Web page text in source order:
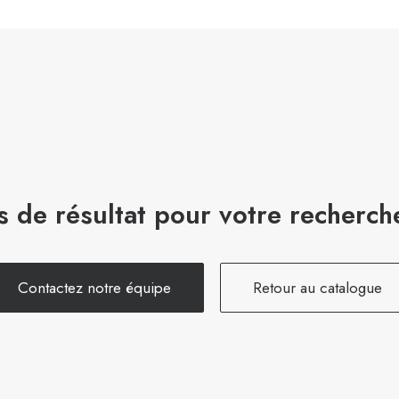
de résultat pour votre
Contactez notre équipe Retour au catalogue